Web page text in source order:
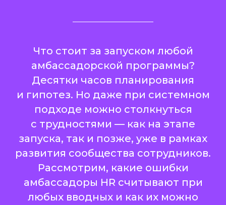
Что стоит за запуском любой
амбассадорской программы?
Десятки часов планирования
и гипотез. Но даже при системном
подходе можно столкнуться
с трудностями — как на этапе
запуска, так и позже, уже в рамках
развития сообщества сотрудников.
Рассмотрим, какие ошибки
амбассадоры HR считывают при
любых вводных и как их можно